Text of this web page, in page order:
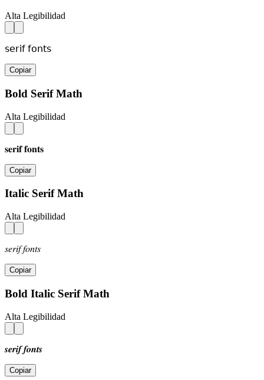
Alta Legibilidad
𝗌𝖾𝗋𝗂𝖿 𝖿𝗈𝗇𝗍𝗌
Copiar
Bold Serif Math
Alta Legibilidad
𝐬𝐞𝐫𝐢𝐟 𝐟𝐨𝐧𝐭𝐬
Copiar
Italic Serif Math
Alta Legibilidad
𝑠𝑒𝑟𝑖𝑓 𝑓𝑜𝑛𝑡𝑠
Copiar
Bold Italic Serif Math
Alta Legibilidad
𝒔𝒆𝒓𝒊𝒇 𝒇𝒐𝒏𝒕𝒔
Copiar